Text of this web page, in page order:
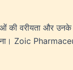
की वरीयता और
Zoic